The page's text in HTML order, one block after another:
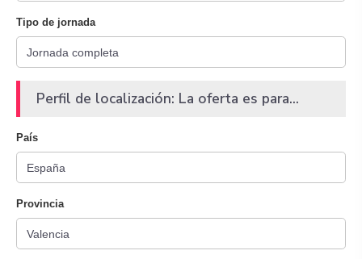
Tipo de jornada
Perfil de localización: La oferta es para...
País
Provincia